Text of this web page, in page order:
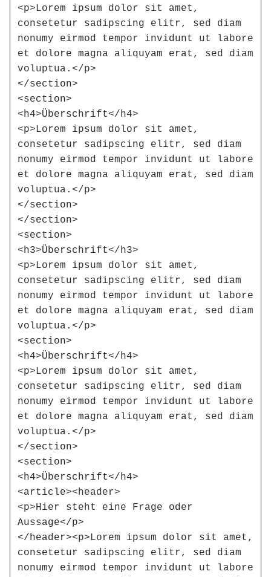
<p>Lorem ipsum dolor sit amet,
consetetur sadipscing elitr, sed diam
nonumy eirmod tempor invidunt ut labore
et dolore magna aliquyam erat, sed diam
voluptua.</p>
</section>
<section>
<h4>Überschrift</h4>
<p>Lorem ipsum dolor sit amet,
consetetur sadipscing elitr, sed diam
nonumy eirmod tempor invidunt ut labore
et dolore magna aliquyam erat, sed diam
voluptua.</p>
</section>
</section>
<section>
<h3>Überschrift</h3>
<p>Lorem ipsum dolor sit amet,
consetetur sadipscing elitr, sed diam
nonumy eirmod tempor invidunt ut labore
et dolore magna aliquyam erat, sed diam
voluptua.</p>
<section>
<h4>Überschrift</h4>
<p>Lorem ipsum dolor sit amet,
consetetur sadipscing elitr, sed diam
nonumy eirmod tempor invidunt ut labore
et dolore magna aliquyam erat, sed diam
voluptua.</p>
</section>
<section>
<h4>Überschrift</h4>
<article><header>
<p>Hier steht eine Frage oder
Aussage</p>
</header><p>Lorem ipsum dolor sit amet,
consetetur sadipscing elitr, sed diam
nonumy eirmod tempor invidunt ut labore